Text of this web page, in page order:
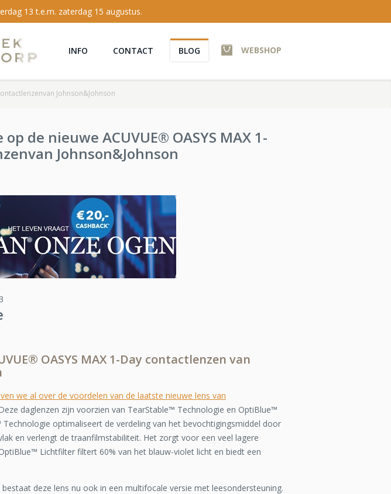
13 t.e.m. zaterdag 15 augustus.
WEBSHOP
INFO CONTACT BLOG
Johnson&Johnson
de nieuwe ACUVUE® OASYS MAX 1-
Johnson&Johnson
OASYS MAX 1-Day contactlenzen van
we al over de voordelen van de laatste nieuwe lens van
daglenzen zijn voorzien van TearStable™ Technologie en OptiBlue™
optimaliseert de verdeling van het bevochtigingsmiddel door
en verlengt de traanfilmstabiliteit. Het zorgt voor een veel lagere
Lichtfilter filtert 60% van het blauw-violet licht en biedt een
deze lens nu ook in een multifocale versie met leesondersteuning.